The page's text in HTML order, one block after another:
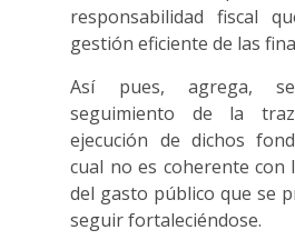
responsabilidad fiscal
gestión eficiente de las
Así pues, agrega,
seguimiento de la
ejecución de dichos
cual no es coherente con
del gasto público que se
seguir fortaleciéndose.